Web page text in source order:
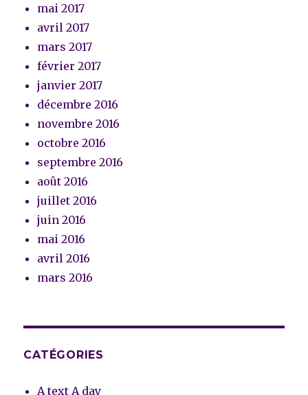
mai 2017
avril 2017
mars 2017
février 2017
janvier 2017
décembre 2016
novembre 2016
octobre 2016
septembre 2016
août 2016
juillet 2016
juin 2016
mai 2016
avril 2016
mars 2016
CATÉGORIES
A text A day